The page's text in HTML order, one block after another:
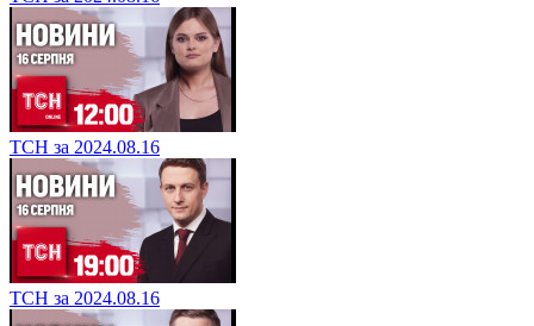
ТСН за 2024.08.16
ТСН за 2024.08.16